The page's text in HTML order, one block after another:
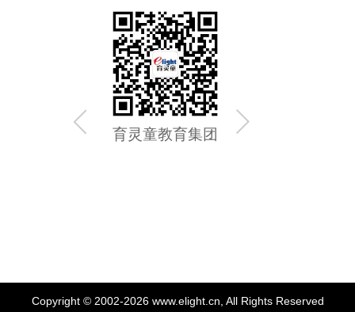
育灵童教育集团
Copyright © 2002-2026 www.elight.cn, All Rights Reserved